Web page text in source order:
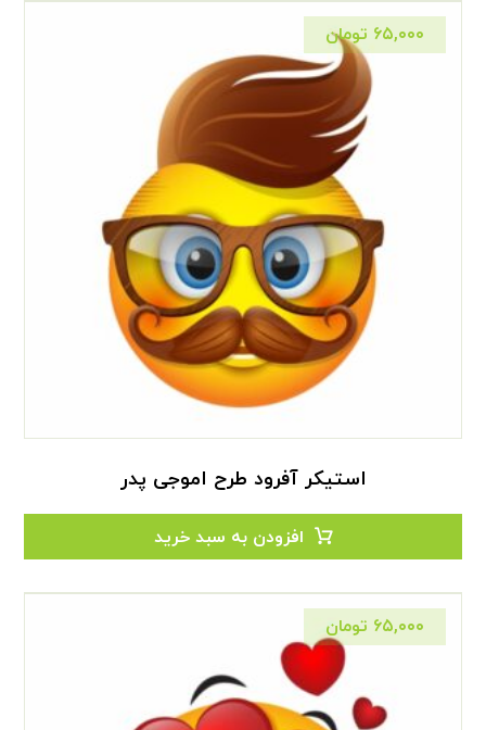
استیکر آفرود طرح اموجی پدر
۶۵,۰۰۰ تومان
افزودن به سبد خرید
۶۵,۰۰۰ تومان